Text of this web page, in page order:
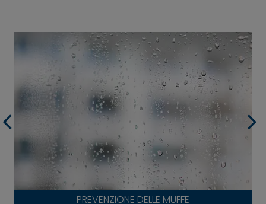
PREVENZIONE DELLE MUFFE